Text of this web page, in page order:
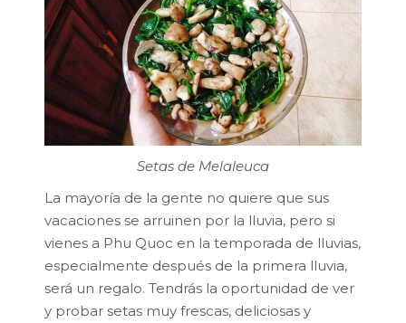
Setas de Melaleuca
La mayoría de la gente no quiere que sus
vacaciones se arruinen por la lluvia, pero si
vienes a Phu Quoc en la temporada de lluvias,
especialmente después de la primera lluvia,
será un regalo. Tendrás la oportunidad de ver
y probar setas muy frescas, deliciosas y